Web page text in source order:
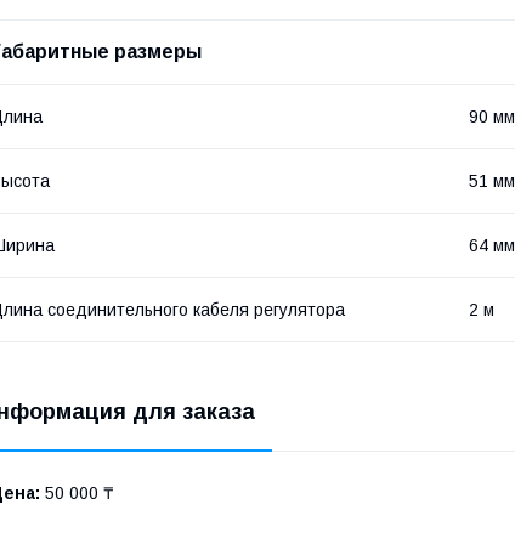
размеры
90 мм
51 мм
64 мм
соединительного кабеля регулятора 2 м
для заказа
50 000 ₸